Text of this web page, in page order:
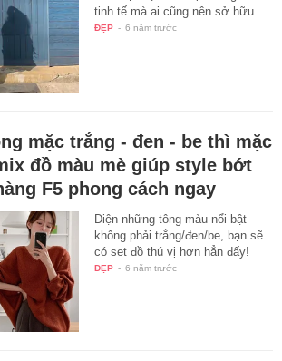
tinh tế mà ai cũng nên sở hữu.
ĐẸP - 6 năm trước
mặc trắng - đen - be thì mặc
đồ màu mè giúp style bớt
F5 phong cách ngay
Diện những tông màu nổi bật
không phải trắng/đen/be, bạn sẽ
có set đồ thú vị hơn hẳn đấy!
ĐẸP - 6 năm trước